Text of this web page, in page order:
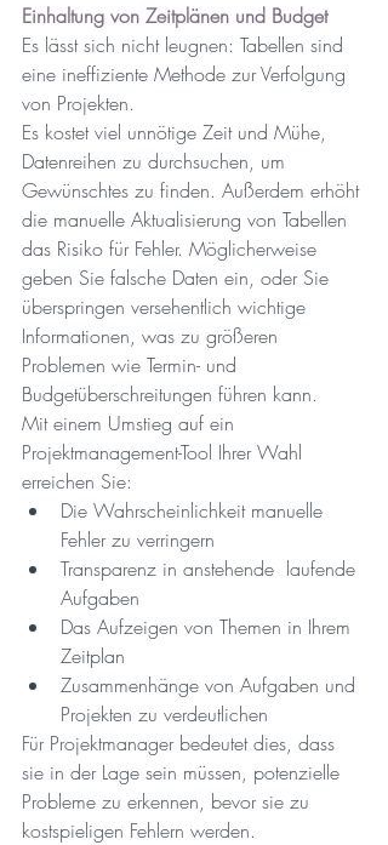
Einhaltung von Zeitplänen und Budget
Es lässt sich nicht leugnen: Tabellen sind
eine ineffiziente Methode zur Verfolgung
von Projekten.
Es kostet viel unnötige Zeit und Mühe,
Datenreihen zu durchsuchen, um
Gewünschtes zu finden. Außerdem erhöht
die manuelle Aktualisierung von Tabellen
das Risiko für Fehler. Möglicherweise
geben Sie falsche Daten ein, oder Sie
überspringen versehentlich wichtige
Informationen, was zu größeren
Problemen wie Termin- und
Budgetüberschreitungen führen kann.
Mit einem Umstieg auf ein
Projektmanagement-Tool Ihrer Wahl
erreichen Sie:
Die Wahrscheinlichkeit manuelle
Fehler zu verringern
Transparenz in anstehende  laufende
Aufgaben
Das Aufzeigen von Themen in Ihrem
Zeitplan
Zusammenhänge von Aufgaben und
Projekten zu verdeutlichen
Für Projektmanager bedeutet dies, dass
sie in der Lage sein müssen, potenzielle
Probleme zu erkennen, bevor sie zu
kostspieligen Fehlern werden.